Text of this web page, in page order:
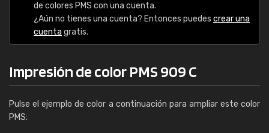
de colores PMS con una cuenta.
¿Aún no tienes una cuenta? Entonces puedes crear una
cuenta gratis.
Impresión de color PMS 909 C
Pulse el ejemplo de color a continuación para ampliar este color
PMS: